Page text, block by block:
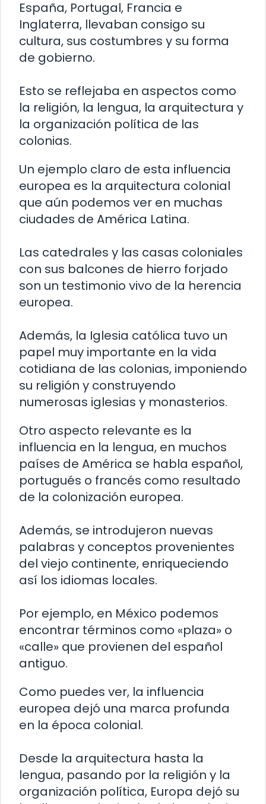
España, Portugal, Francia e
Inglaterra, llevaban consigo su
cultura, sus costumbres y su forma
de gobierno.
Esto se reflejaba en aspectos como
la religión, la lengua, la arquitectura y
la organización política de las
colonias.
Un ejemplo claro de esta influencia
europea es la arquitectura colonial
que aún podemos ver en muchas
ciudades de América Latina.
Las catedrales y las casas coloniales
con sus balcones de hierro forjado
son un testimonio vivo de la herencia
europea.
Además, la Iglesia católica tuvo un
papel muy importante en la vida
cotidiana de las colonias, imponiendo
su religión y construyendo
numerosas iglesias y monasterios.
Otro aspecto relevante es la
influencia en la lengua, en muchos
países de América se habla español,
portugués o francés como resultado
de la colonización europea.
Además, se introdujeron nuevas
palabras y conceptos provenientes
del viejo continente, enriqueciendo
así los idiomas locales.
Por ejemplo, en México podemos
encontrar términos como «plaza» o
«calle» que provienen del español
antiguo.
Como puedes ver, la influencia
europea dejó una marca profunda
en la época colonial.
Desde la arquitectura hasta la
lengua, pasando por la religión y la
organización política, Europa dejó su